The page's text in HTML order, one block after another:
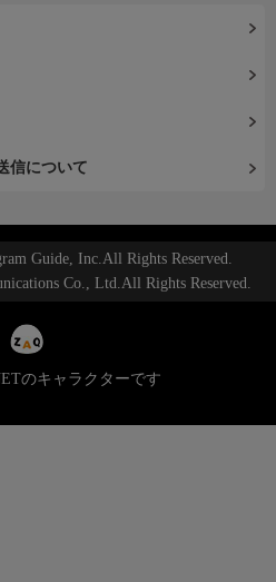
信について
Guide, Inc.All Rights Reserved.
Co., Ltd.All Rights Reserved.
のキャラクターです